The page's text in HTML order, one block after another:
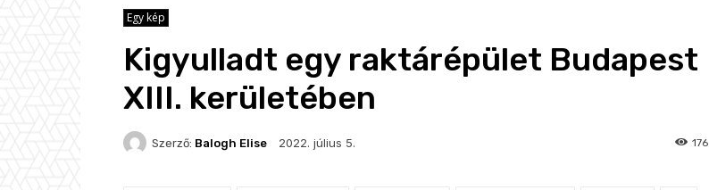
Egy kép
Kigyulladt egy raktárépület Budapest
XIII. kerületében
Szerző: Balogh Elise 2022. július 5. 176